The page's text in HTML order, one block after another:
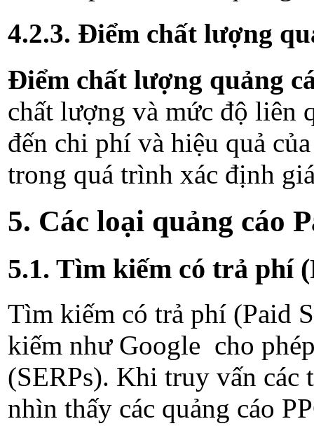
4.2.3. Điểm chất lượng
Điểm chất lượng quảng
chất lượng và mức độ liên
đến chi phí và hiệu quả
trong quá trình xác định
5. Các loại quảng cáo
5.1. Tìm kiếm có trả phí
Tìm kiếm có trả phí (Paid
kiếm như Google cho
(SERPs). Khi truy vấn các
nhìn thấy các quảng cáo